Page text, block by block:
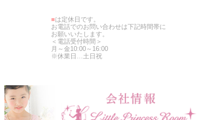
■は定休日です。
お電話でのお問い合わせは下記時間帯に
お願いいたします。
＜電話受付時間＞
月～金10:00～16:00
※休業日…土日祝